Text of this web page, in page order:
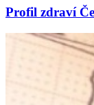
Profil zdraví